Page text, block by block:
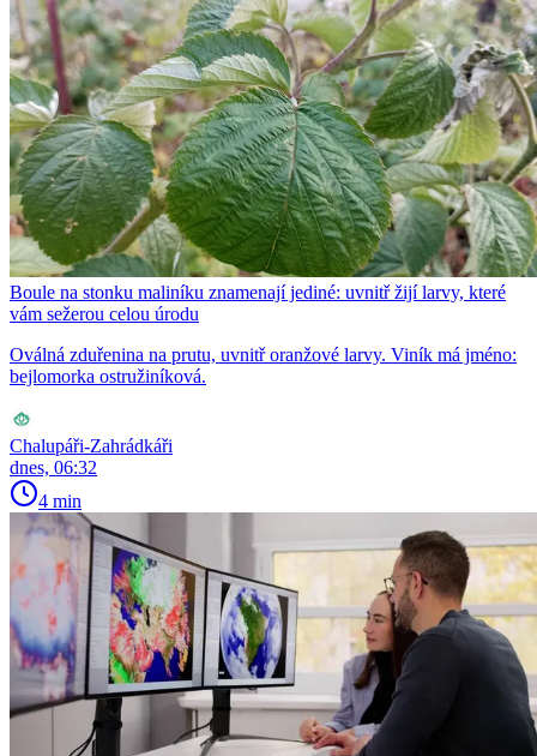
Boule na stonku maliníku znamenají jediné: uvnitř žijí larvy, které
vám sežerou celou úrodu
Oválná zduřenina na prutu, uvnitř oranžové larvy. Viník má jméno:
bejlomorka ostružiníková.
Chalupáři-Zahrádkáři
dnes, 06:32
4 min